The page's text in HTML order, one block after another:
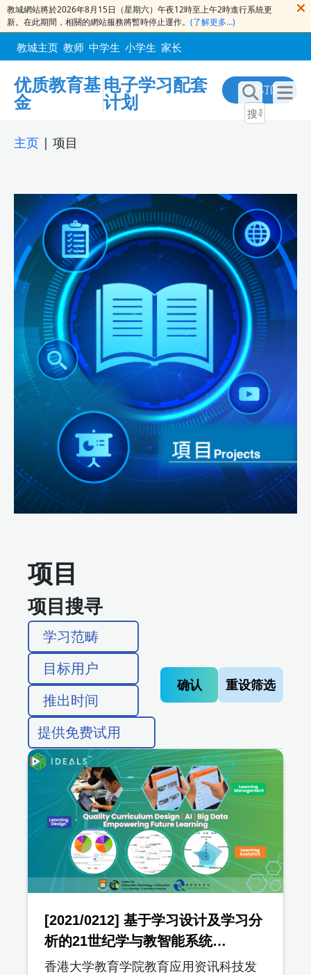
教城網站將於2026年8月15日（星期六）午夜12時至上午2時進行系統更
新。在此期間，相關的網站服務將暫時停止運作。 (了解更多…)
教城主页 教师 中学生 小学生 家长
优质教育基
金
电子学习配套
计划
立即订阅
主页 | 项目
项目
项目搜寻
学习范畴
目标用户
推出时间
提供免费试用
确认 重设筛选
[2021/0212] 基于学习设计及学习分
析的21世纪学与教智能系统
（IDEALS）
香港大学教育学院教育应用资讯科技发